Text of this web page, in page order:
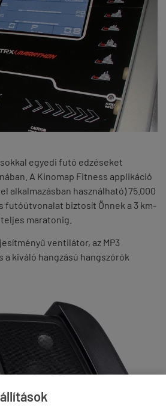
egyedi futó edzéseket
A Kinomap Fitness applikáció
alkalmazásban használható) 75.000
futóútvonalat biztosít Önnek a 3 km-
maratonig.
ventilátor, az MP3
kiváló hangzású hangszórók